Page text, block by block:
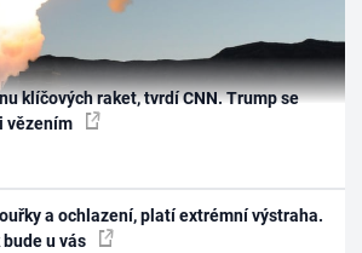
klíčových raket, tvrdí CNN. Trump se
vězením
a ochlazení, platí extrémní výstraha.
bude u vás